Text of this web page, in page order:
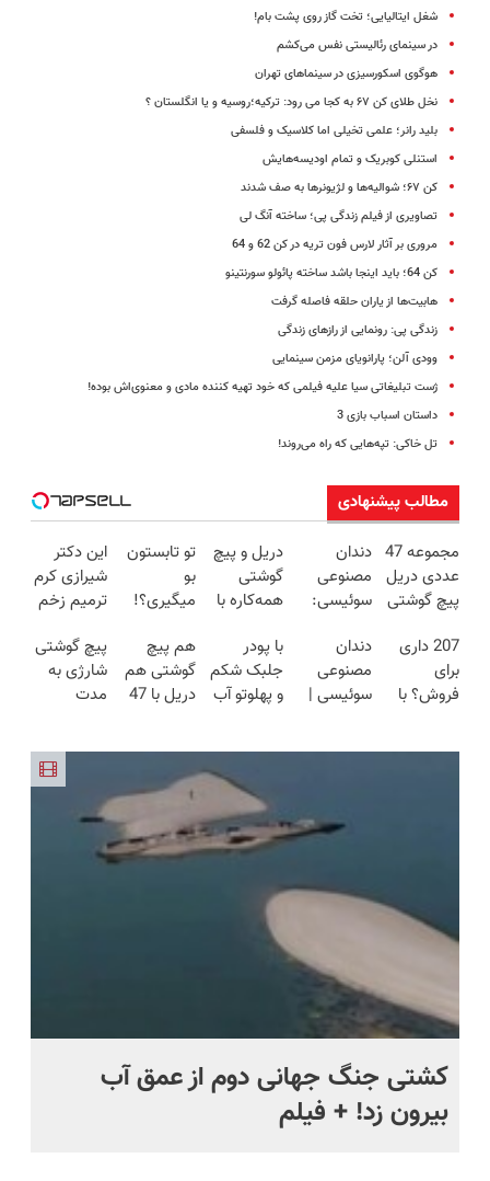
شغل ایتالیایی؛ تخت گاز روی پشت بام!
در سینمای رئالیستی نفس می‌کشم
هوگوی اسکورسیزی در سینماهای تهران
نخل طلای کن ۶۷ به کجا می رود: ترکیه؛روسیه و یا انگلستان ؟
بلید رانر؛ علمی تخیلی اما کلاسیک و فلسفی
استنلی کوبریک و تمام اودیسه‌هایش
کن ۶۷؛ شوالیه‌ها و لژیونرها به صف شدند
تصاویری از فیلم زندگی پی؛ ساخته آنگ لی
مروری بر آثار لارس فون تریه در کن 62 و 64
کن 64؛ باید اینجا باشد ساخته پائولو سورنتینو
هابیت‌ها از یاران حلقه‌ فاصله گرفت
زندگی پی: رونمایی از رازهای زندگی
وودی آلن؛ پارانویای مزمن سینمایی
ژست تبلیغاتی سیا علیه فیلمی که خود تهیه کننده مادی‌ و معنوی‌اش بوده!
داستان اسباب بازی 3
تل خاکی: تپه‌هایی که راه می‌روند!
مطالب پیشنهادی
مجموعه 47
عددی دریل
پیچ گوشتی
(تخفیف به
مدت
محدود)
دندان
مصنوعی
سوئیسی:
فناوری
اروپا، سبک
و مقاوم |
قسطی
دریل و پیچ
گوشتی
همه‌کاره با
هوشمند ⚙️
(نصف
قیمت بازار
تو تابستون
بو
میگیری؟!
برای
همیشه
درمانش کن
این دکتر
شیرازی کرم
ترمیم زخم
ساخت!!!
207 داری
برای
فروش؟ با
دندان
مصنوعی
سوئیسی |
رایگان+پرداخت
اقساطی😍
با پودر
جلبک شکم
و پهلوتو آب
هم پیچ
گوشتی هم
دریل با 47
بخرش!🔥
پیچ گوشتی
شارژی به
مدت
همین الان
سفارش بده
کشتی‌ جنگ جهانی دوم از عمق آب
بیرون زد! + فیلم